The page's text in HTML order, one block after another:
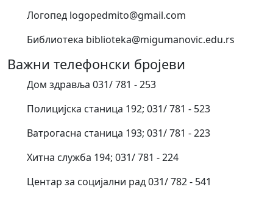
Логопед logopedmito@gmail.com
Библиотека biblioteka@migumanovic.edu.rs
Важни телефонски бројеви
Дом здравља 031/ 781 - 253
Полицијска станица 192; 031/ 781 - 523
Ватрогасна станица 193; 031/ 781 - 223
Хитна служба 194; 031/ 781 - 224
Центар за социјални рад 031/ 782 - 541